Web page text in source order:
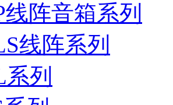
线阵音箱系列
线阵系列
系列